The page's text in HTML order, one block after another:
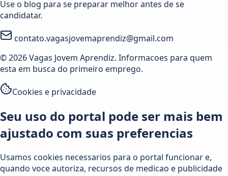
Use o blog para se preparar melhor antes de se
candidatar.
contato.vagasjovemaprendiz@gmail.com
© 2026 Vagas Jovem Aprendiz. Informacoes para quem
esta em busca do primeiro emprego.
Cookies e privacidade
Seu uso do portal pode ser mais bem
ajustado com suas preferencias
Usamos cookies necessarios para o portal funcionar e,
quando voce autoriza, recursos de medicao e publicidade